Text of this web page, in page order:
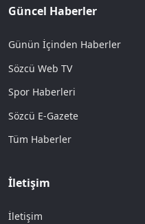
Güncel Haberler
Günün İçinden Haberler
Sözcü Web TV
Spor Haberleri
Sözcü E-Gazete
Tüm Haberler
İletişim
İletişim